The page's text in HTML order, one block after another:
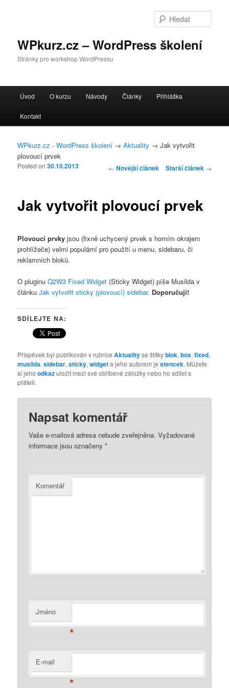
WPkurz.cz – WordPress školení
Stránky pro workshop WordPressu
Hlavní navigační menu
Přejít k hlavnímu obsahu webu
Přejít k obsahu postranního panelu
Úvod O kurzu Návody Články Přihláška
Kontakt
WPkurz.cz - WordPress školení →Aktuality → Jak vytvořit
plovoucí prvek
Navigace pro příspěvky
← Novější článek Starší článek →
Jak vytvořit plovoucí prvek
Posted on30.10.2013
Plovoucí prvky jsou (fixně uchycený prvek s horním okrajem
prohlížeče) velmi populární pro použití u menu, sidebaru, či
reklamních bloků.
O pluginuQ2W3 Fixed Widget (Sticky Widget) píše Musilda v
článkuJak vytvořit sticky (plovoucí) sidebar. Doporučuji!
SDÍLEJTE NA:
Příspěvek byl publikován v rubriceAktualityse štítkyblok,box,fixed,
musilda,sidebar,sticky,widgeta jeho autorem jestencek. Můžete
si jehoodkazuložit mezi své oblíbené záložky nebo ho sdílet s
přáteli.
Napsat komentář
Vaše e-mailová adresa nebude zveřejněna. Vyžadované
informace jsou označeny*
Komentář
Jméno
*
E-mail
*